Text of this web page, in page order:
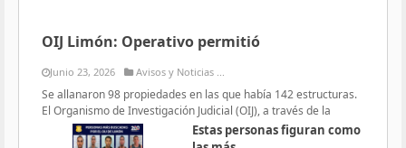
OIJ Limón: Operativo permitió
Junio 23, 2026 Avisos y Noticias ...
Se allanaron 98 propiedades en las que había 142 estructuras.
El Organismo de Investigación Judicial (OIJ), a través de la
Estas personas figuran como